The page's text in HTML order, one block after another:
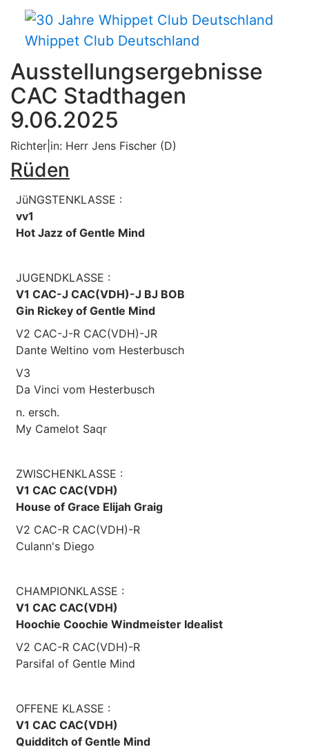
Whippet Club Deutschland
Ausstellungsergebnisse
CAC Stadthagen
9.06.2025
Richter|in: Herr Jens Fischer (D)
Rüden
JüNGSTENKLASSE :
vv1
Hot Jazz of Gentle Mind
JUGENDKLASSE :
V1 CAC-J CAC(VDH)-J BJ BOB
Gin Rickey of Gentle Mind
V2 CAC-J-R CAC(VDH)-JR
Dante Weltino vom Hesterbusch
V3
Da Vinci vom Hesterbusch
n. ersch.
My Camelot Saqr
ZWISCHENKLASSE :
V1 CAC CAC(VDH)
House of Grace Elijah Graig
V2 CAC-R CAC(VDH)-R
Culann's Diego
CHAMPIONKLASSE :
V1 CAC CAC(VDH)
Hoochie Coochie Windmeister Idealist
V2 CAC-R CAC(VDH)-R
Parsifal of Gentle Mind
OFFENE KLASSE :
V1 CAC CAC(VDH)
Quidditch of Gentle Mind